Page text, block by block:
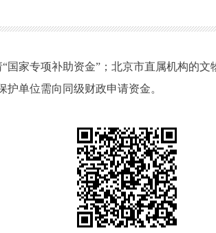
家专项补助资金”；北京市直属机构的文
单位需向同级财政申请资金。